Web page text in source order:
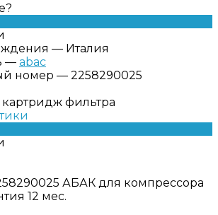
— Италия
— abac
номер — 2258290025
картридж фильтра
АБАК для компрессора
12 мес.